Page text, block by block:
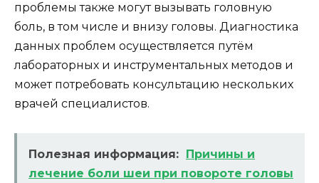
проблемы также могут вызывать головную
боль, в том числе и внизу головы. Диагностика
данных проблем осуществляется путём
лабораторных и инструментальных методов и
может потребовать консультацию нескольких
врачей специалистов.
Полезная информация: Причины и
лечение боли шеи при повороте головы